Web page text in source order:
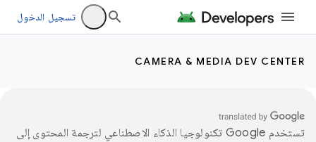
تسجيل الدخول
CAMERA & MEDIA DEV CENTER
تستخدم Google تكنولوجيا الذكاء الاصطناعي لترجمة المحتوى إلى